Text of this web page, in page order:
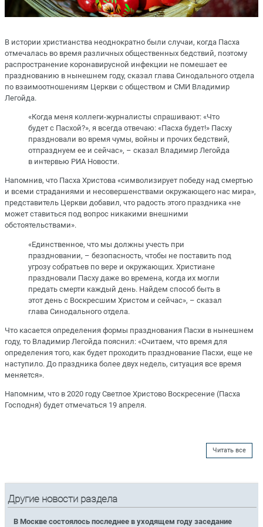
В истории христианства неоднократно были случаи, когда Пасха
отмечалась во время различных общественных бедствий, поэтому
распространение коронавирусной инфекции не помешает ее
празднованию в нынешнем году, сказал глава Синодального отдела
по взаимоотношениям Церкви с обществом и СМИ Владимир
Легойда.
«Когда меня коллеги-журналисты спрашивают: «Что
будет с Пасхой?», я всегда отвечаю: «Пасха будет!» Пасху
праздновали во время чумы, войны и прочих бедствий,
отпразднуем ее и сейчас», – сказал Владимир Легойда
в интервью РИА Новости.
Напомнив, что Пасха Христова «символизирует победу над смертью
и всеми страданиями и несовершенствами окружающего нас мира»,
представитель Церкви добавил, что радость этого праздника «не
может ставиться под вопрос никакими внешними
обстоятельствами».
«Единственное, что мы должны учесть при
праздновании, – безопасность, чтобы не поставить под
угрозу собратьев по вере и окружающих. Христиане
праздновали Пасху даже во времена, когда их могли
предать смерти каждый день. Найдем способ быть в
этот день с Воскресшим Христом и сейчас», – сказал
глава Синодального отдела.
Что касается определения формы празднования Пасхи в нынешнем
году, то Владимир Легойда пояснил: «Считаем, что время для
определения того, как будет проходить празднование Пасхи, еще не
наступило. До праздника более двух недель, ситуация все время
меняется».
Напомним, что в 2020 году Светлое Христово Воскресение (Пасха
Господня) будет отмечаться 19 апреля.
Читать все
Другие новости раздела
В Москве состоялось последнее в уходящем году заседание